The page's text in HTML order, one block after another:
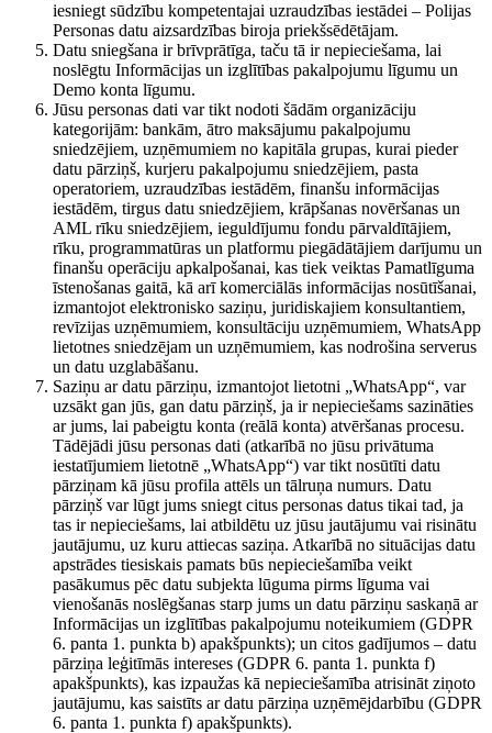
iesniegt sūdzību kompetentajai uzraudzības iestādei – Polijas
Personas datu aizsardzības biroja priekšsēdētājam.
Datu sniegšana ir brīvprātīga, taču tā ir nepieciešama, lai
noslēgtu Informācijas un izglītības pakalpojumu līgumu un
Demo konta līgumu.
Jūsu personas dati var tikt nodoti šādām organizāciju
kategorijām: bankām, ātro maksājumu pakalpojumu
sniedzējiem, uzņēmumiem no kapitāla grupas, kurai pieder
datu pārziņš, kurjeru pakalpojumu sniedzējiem, pasta
operatoriem, uzraudzības iestādēm, finanšu informācijas
iestādēm, tirgus datu sniedzējiem, krāpšanas novēršanas un
AML rīku sniedzējiem, ieguldījumu fondu pārvaldītājiem,
rīku, programmatūras un platformu piegādātājiem darījumu un
finanšu operāciju apkalpošanai, kas tiek veiktas Pamatlīguma
īstenošanas gaitā, kā arī komerciālās informācijas nosūtīšanai,
izmantojot elektronisko saziņu, juridiskajiem konsultantiem,
revīzijas uzņēmumiem, konsultāciju uzņēmumiem, WhatsApp
lietotnes sniedzējam un uzņēmumiem, kas nodrošina serverus
un datu uzglabāšanu.
Saziņu ar datu pārziņu, izmantojot lietotni „WhatsApp“, var
uzsākt gan jūs, gan datu pārziņš, ja ir nepieciešams sazināties
ar jums, lai pabeigtu konta (reālā konta) atvēršanas procesu.
Tādējādi jūsu personas dati (atkarībā no jūsu privātuma
iestatījumiem lietotnē „WhatsApp“) var tikt nosūtīti datu
pārziņam kā jūsu profila attēls un tālruņa numurs. Datu
pārziņš var lūgt jums sniegt citus personas datus tikai tad, ja
tas ir nepieciešams, lai atbildētu uz jūsu jautājumu vai risinātu
jautājumu, uz kuru attiecas saziņa. Atkarībā no situācijas datu
apstrādes tiesiskais pamats būs nepieciešamība veikt
pasākumus pēc datu subjekta lūguma pirms līguma vai
vienošanās noslēgšanas starp jums un datu pārziņu saskaņā ar
Informācijas un izglītības pakalpojumu noteikumiem (GDPR
6. panta 1. punkta b) apakšpunkts); un citos gadījumos – datu
pārziņa leģitīmās intereses (GDPR 6. panta 1. punkta f)
apakšpunkts), kas izpaužas kā nepieciešamība atrisināt ziņoto
jautājumu, kas saistīts ar datu pārziņa uzņēmējdarbību (GDPR
6. panta 1. punkta f) apakšpunkts).